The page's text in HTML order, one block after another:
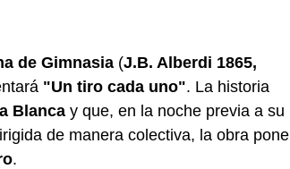
de Gimnasia (J.B. Alberdi 1865,
"Un tiro cada uno". La historia
Blanca y que, en la noche previa a su
de manera colectiva, la obra pone
.